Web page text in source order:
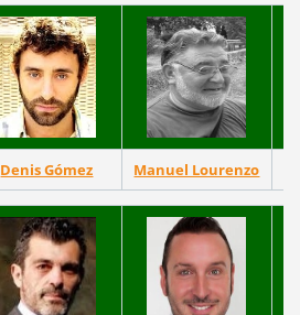
Denis Gómez Manuel Lourenzo